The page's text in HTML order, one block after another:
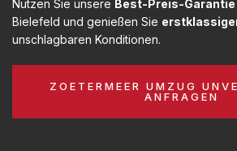
Nutzen Sie unsere Best-Preis-Garantie
Bielefeld und genießen Sie
unschlagbaren Konditionen.
ZOETERMEER UMZUG
ANFRAGEN